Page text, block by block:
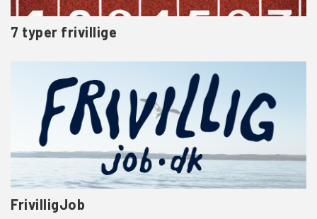
7 typer frivillige
FrivilligJob